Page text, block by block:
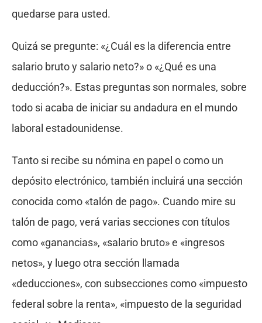
quedarse para usted.
Quizá se pregunte: «¿Cuál es la diferencia entre
salario bruto y salario neto?» o «¿Qué es una
deducción?». Estas preguntas son normales, sobre
todo si acaba de iniciar su andadura en el mundo
laboral estadounidense.
Tanto si recibe su nómina en papel o como un
depósito electrónico, también incluirá una sección
conocida como «talón de pago». Cuando mire su
talón de pago, verá varias secciones con títulos
como «ganancias», «salario bruto» e «ingresos
netos», y luego otra sección llamada
«deducciones», con subsecciones como «impuesto
federal sobre la renta», «impuesto de la seguridad